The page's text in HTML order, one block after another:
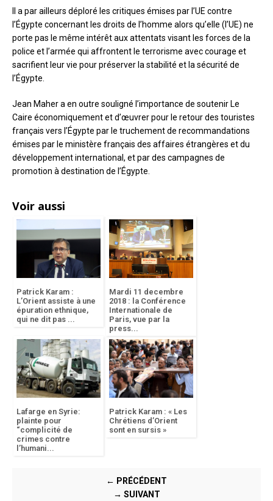
Il a par ailleurs déploré les critiques émises par l’UE contre
l’Égypte concernant les droits de l’homme alors qu’elle (l’UE) ne
porte pas le même intérêt aux attentats visant les forces de la
police et l’armée qui affrontent le terrorisme avec courage et
sacrifient leur vie pour préserver la stabilité et la sécurité de
l’Égypte.
Jean Maher a en outre souligné l’importance de soutenir Le
Caire économiquement et d’œuvrer pour le retour des touristes
français vers l’Égypte par le truchement de recommandations
émises par le ministère français des affaires étrangères et du
développement international, et par des campagnes de
promotion à destination de l’Égypte.
Voir aussi
Patrick Karam :
L’Orient assiste à une
épuration ethnique,
qui ne dit pas ...
Mardi 11 decembre
2018 : la Conférence
Internationale de
Paris, vue par la
press...
Lafarge en Syrie:
plainte pour
“complicité de
crimes contre
l’humani...
Patrick Karam : « Les
Chrétiens d’Orient
sont en sursis »
← PRÉCÉDENT
→ SUIVANT